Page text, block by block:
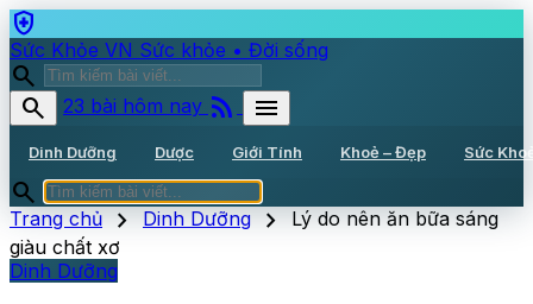
health_and_safety
Sức Khỏe VN Sức khỏe • Đời sống
search
search
23 bài hôm nay rss_feed menu
Dinh Dưỡng Dược Giới Tính Khoẻ – Đẹp Sức
search
Trang chủ chevron_right Dinh Dưỡng chevron_right Lý do nên ăn bữa sáng
giàu chất xơ
Dinh Dưỡng